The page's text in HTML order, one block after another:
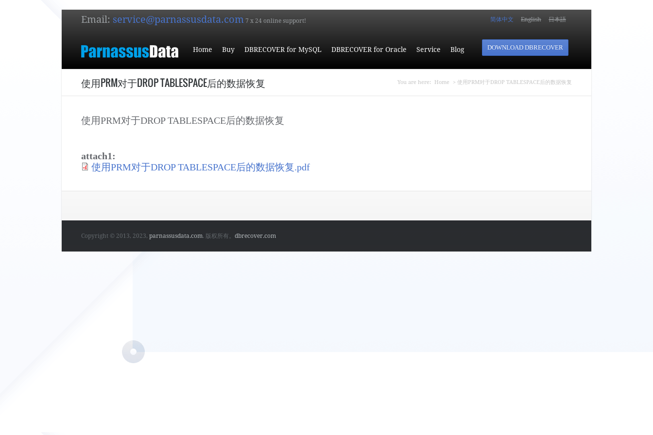
Email: service@parnassusdata.com 7 x 24 online support! 简体中文 English 日本語
Home Buy DBRECOVER for MySQL DBRECOVER for Oracle Service Blog DOWNLOAD DBRECOVER
You are here
You are here: Home > 使用PRM对于DROP TABLESPACE后的数据恢复
使用PRM对于DROP TABLESPACE后的数据恢复
使用PRM对于DROP TABLESPACE后的数据恢复
attach1:
使用PRM对于DROP TABLESPACE后的数据恢复.pdf
Copyright © 2013, 2023, parnassusdata.com. 版权所有。 dbrecover.com